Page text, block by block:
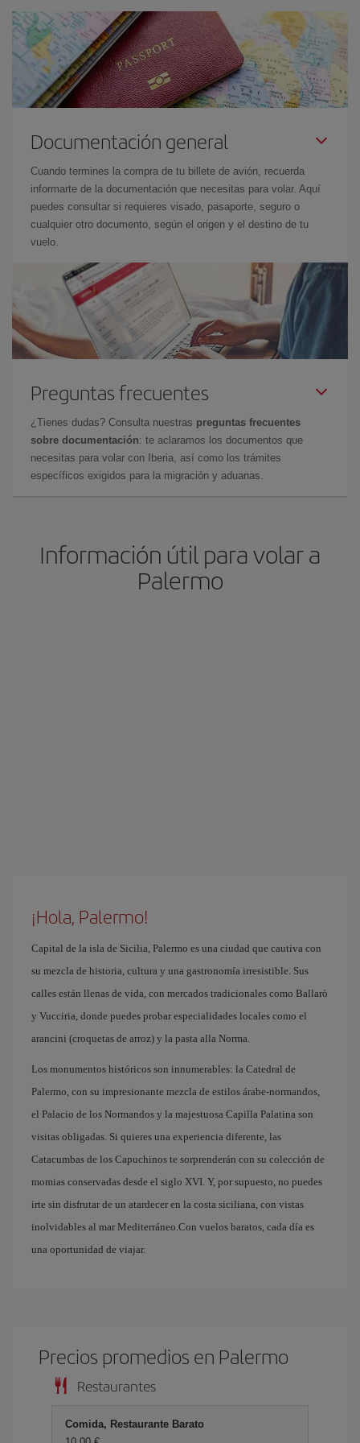
Documentación general
Cuando termines la compra de tu billete de avión, recuerda
informarte de la documentación que necesitas para volar. Aquí
puedes consultar si requieres visado, pasaporte, seguro o
cualquier otro documento, según el origen y el destino de tu
vuelo.
Preguntas frecuentes
¿Tienes dudas? Consulta nuestras preguntas frecuentes
sobre documentación: te aclaramos los documentos que
necesitas para volar con Iberia, así como los trámites
específicos exigidos para la migración y aduanas.
Información útil para volar a
Palermo
¡Hola, Palermo!
Capital de la isla de Sicilia, Palermo es una ciudad que cautiva con
su mezcla de historia, cultura y una gastronomía irresistible. Sus
calles están llenas de vida, con mercados tradicionales como Ballarò
y Vucciria, donde puedes probar especialidades locales como el
arancini (croquetas de arroz) y la pasta alla Norma.
Los monumentos históricos son innumerables: la Catedral de
Palermo, con su impresionante mezcla de estilos árabe-normandos,
el Palacio de los Normandos y la majestuosa Capilla Palatina son
visitas obligadas. Si quieres una experiencia diferente, las
Catacumbas de los Capuchinos te sorprenderán con su colección de
momias conservadas desde el siglo XVI. Y, por supuesto, no puedes
irte sin disfrutar de un atardecer en la costa siciliana, con vistas
inolvidables al mar Mediterráneo.Con vuelos baratos, cada día es
una oportunidad de viajar.
Precios promedios en Palermo
Restaurantes
Comida, Restaurante Barato